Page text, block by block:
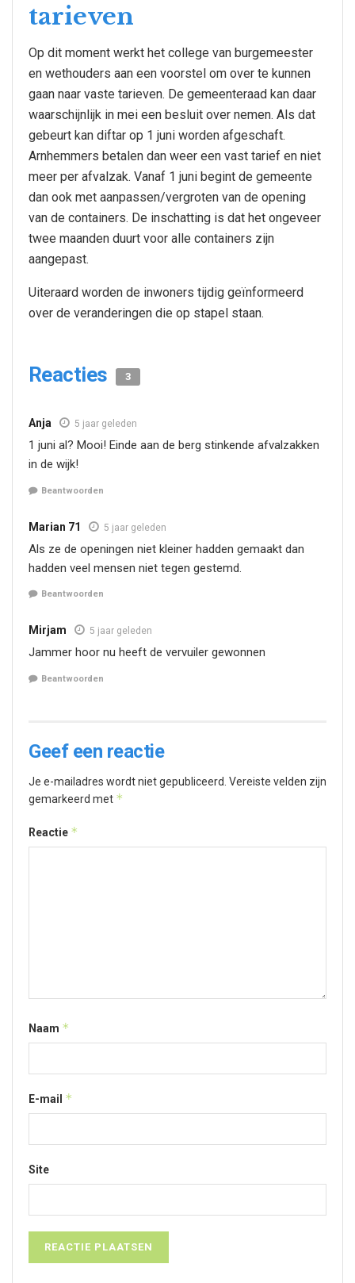
tarieven
Op dit moment werkt het college van burgemeester
en wethouders aan een voorstel om over te kunnen
gaan naar vaste tarieven. De gemeenteraad kan daar
waarschijnlijk in mei een besluit over nemen. Als dat
gebeurt kan diftar op 1 juni worden afgeschaft.
Arnhemmers betalen dan weer een vast tarief en niet
meer per afvalzak. Vanaf 1 juni begint de gemeente
dan ook met aanpassen/vergroten van de opening
van de containers. De inschatting is dat het ongeveer
twee maanden duurt voor alle containers zijn
aangepast.
Uiteraard worden de inwoners tijdig geïnformeerd
over de veranderingen die op stapel staan.
Reacties 3
Anja 5 jaar geleden
1 juni al? Mooi! Einde aan de berg stinkende afvalzakken
in de wijk!
Beantwoorden
Marian 71 5 jaar geleden
Als ze de openingen niet kleiner hadden gemaakt dan
hadden veel mensen niet tegen gestemd.
Beantwoorden
Mirjam 5 jaar geleden
Jammer hoor nu heeft de vervuiler gewonnen
Beantwoorden
Geef een reactie
Je e-mailadres wordt niet gepubliceerd. Vereiste velden zijn
gemarkeerd met *
Reactie *
Naam *
E-mail *
Site